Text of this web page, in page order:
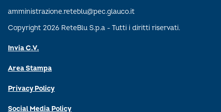
amministrazione.reteblu@pec.glauco.it
Copyright 2026 ReteBlu S.p.a - Tutti i diritti riservati.
Invia C.V.
Area Stampa
Privacy Policy
Social Media Policy